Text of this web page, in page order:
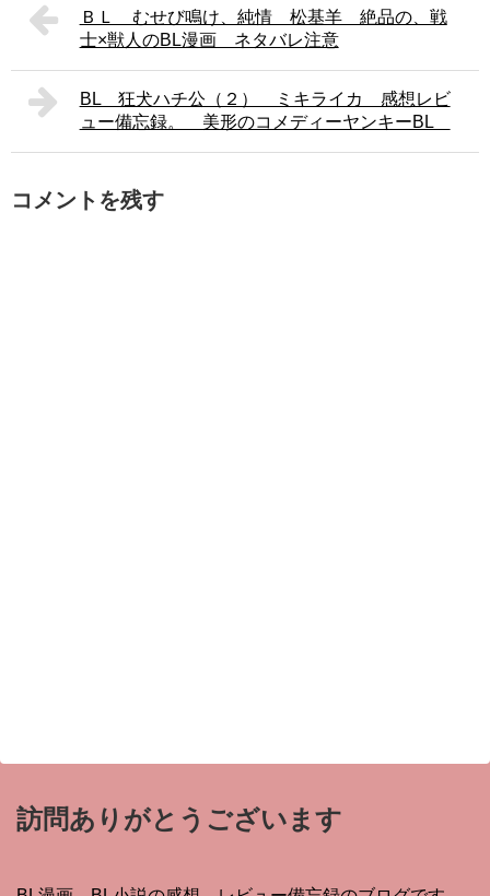
ＢＬ むせび鳴け、純情 松基羊 絶品の、戦
士×獣人のBL漫画 ネタバレ注意
BL 狂犬ハチ公（２） ミキライカ 感想レビ
ュー備忘録。 美形のコメディーヤンキーBL
コメントを残す
訪問ありがとうございます